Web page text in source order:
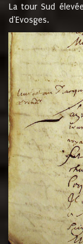
La tour Sud
d'Evosges.